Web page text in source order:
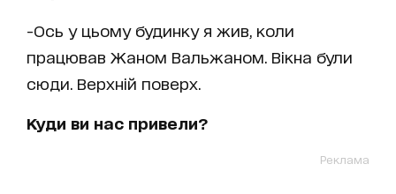
-Ось у цьому будинку я жив, коли
працював Жаном Вальжаном. Вікна були
сюди. Верхній поверх.
Куди ви нас привели?
Реклама